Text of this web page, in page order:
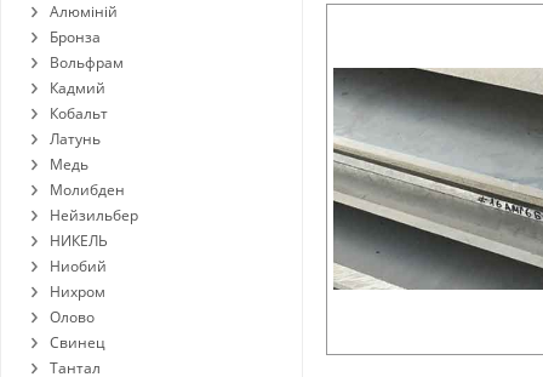
Алюміній
Бронза
Вольфрам
Кадмий
Кобальт
Латунь
Медь
Молибден
Нейзильбер
НИКЕЛЬ
Ниобий
Нихром
Олово
Свинец
Тантал